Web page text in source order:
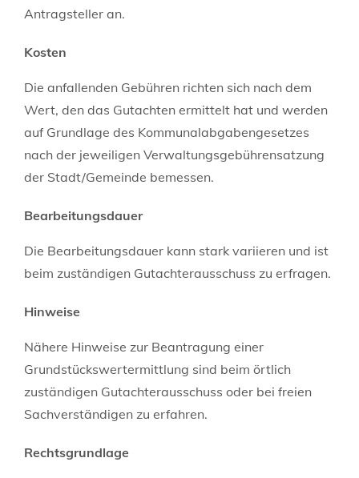
Antragsteller an.
Kosten
Die anfallenden Gebühren richten sich nach dem
Wert, den das Gutachten ermittelt hat und werden
auf Grundlage des Kommunalabgabengesetzes
nach der jeweiligen Verwaltungsgebührensatzung
der Stadt/Gemeinde bemessen.
Bearbeitungsdauer
Die Bearbeitungsdauer kann stark variieren und ist
beim zuständigen Gutachterausschuss zu erfragen.
Hinweise
Nähere Hinweise zur Beantragung einer
Grundstückswertermittlung sind beim örtlich
zuständigen Gutachterausschuss oder bei freien
Sachverständigen zu erfahren.
Rechtsgrundlage